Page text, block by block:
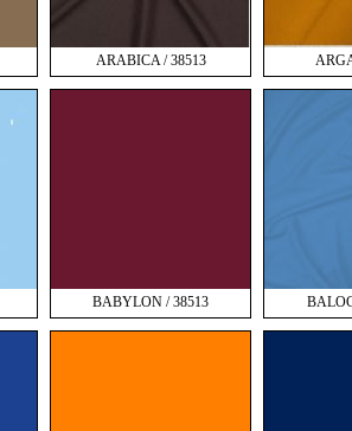
ARABICA / 38513
BABYLON / 38513